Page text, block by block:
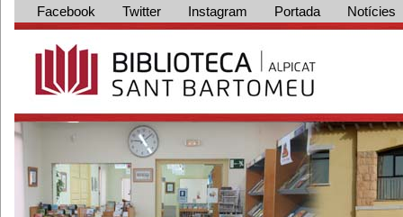
Facebook Twitter Instagram Portada Notícies